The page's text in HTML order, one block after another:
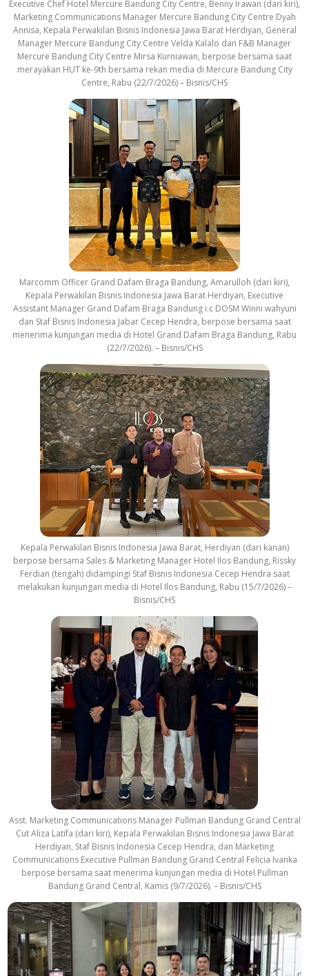
Executive Chef Hotel Mercure Bandung City Centre, Benny Irawan (dari kiri),
Marketing Communications Manager Mercure Bandung City Centre Dyah
Annisa, Kepala Perwakilan Bisnis Indonesia Jawa Barat Herdiyan, General
Manager Mercure Bandung City Centre Velda Kalalo dan F&B Manager
Mercure Bandung City Centre Mirsa Kurniawan, berpose bersama saat
merayakan HUT ke-9th bersama rekan media di Mercure Bandung City
Centre, Rabu (22/7/2026) – Bisnis/CHS
Marcomm Officer Grand Dafam Braga Bandung, Amarulloh (dari kiri),
Kepala Perwakilan Bisnis Indonesia Jawa Barat Herdiyan, Executive
Assistant Manager Grand Dafam Braga Bandung i.c DOSM Winni wahyuni
dan Staf Bisnis Indonesia Jabar Cecep Hendra, berpose bersama saat
menerima kunjungan media di Hotel Grand Dafam Braga Bandung, Rabu
(22/7/2026). – Bisnis/CHS
Kepala Perwakilan Bisnis Indonesia Jawa Barat, Herdiyan (dari kanan)
berpose bersama Sales & Marketing Manager Hotel Ilos Bandung, Rissky
Ferdian (tengah) didampingi Staf Bisnis Indonesia Cecep Hendra saat
melakukan kunjungan media di Hotel Ilos Bandung, Rabu (15/7/2026) –
Bisnis/CHS
Asst. Marketing Communications Manager Pullman Bandung Grand Central
Cut Aliza Latifa (dari kiri), Kepala Perwakilan Bisnis Indonesia Jawa Barat
Herdiyan, Staf Bisnis Indonesia Cecep Hendra, dan Marketing
Communications Executive Pullman Bandung Grand Central Felicia Ivanka
berpose bersama saat menerima kunjungan media di Hotel Pullman
Bandung Grand Central, Kamis (9/7/2026). – Bisnis/CHS